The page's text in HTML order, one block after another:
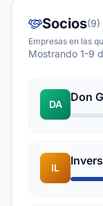
Socios(9)
Empresas en las
Mostrando 1-9
DA
Don
IL